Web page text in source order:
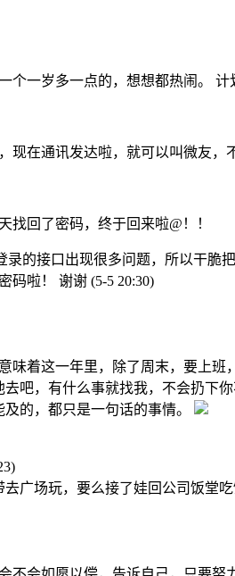
一岁多一点的，想想都热闹。 计
在通讯发达啦，就可以叫微友，
回了密码，终于回来啦@！！
的接口出现很多问题，所以干脆
码啦！ 谢谢 (5-5 20:30)
味着这一年里，除了周末，要上
吧，有什么事就找我，不会扔下
的，都只是一句话的事情。
广场玩，要么接了娃回公司饭堂